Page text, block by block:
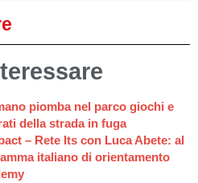
piomba nel parco giochi e
della strada in fuga
– Rete Its con Luca Abete: al
italiano di orientamento